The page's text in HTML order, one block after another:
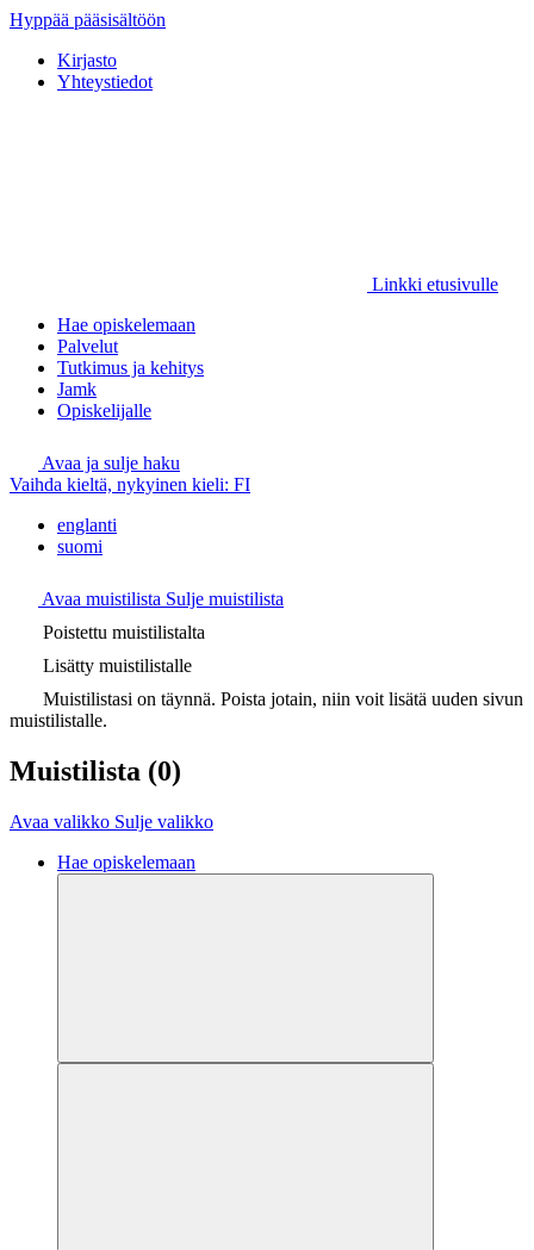
Hyppää pääsisältöön
Kirjasto
Yhteystiedot
Linkki etusivulle
Hae opiskelemaan
Palvelut
Tutkimus ja kehitys
Jamk
Opiskelijalle
Avaa ja sulje haku
Vaihda kieltä, nykyinen kieli: FI
englanti
suomi
Avaa muistilista Sulje muistilista
Poistettu muistilistalta
Lisätty muistilistalle
Muistilistasi on täynnä. Poista jotain, niin voit lisätä uuden sivun
muistilistalle.
Muistilista (0)
Avaa valikko Sulje valikko
Hae opiskelemaan